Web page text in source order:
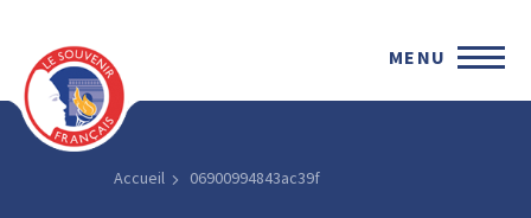
MENU
Accueil 06900994843ac39f